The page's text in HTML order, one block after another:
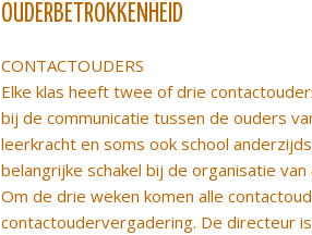
OUDERBETROKKENHEID
CONTACTOUDERS
Elke klas heeft twee of drie
bij de communicatie tussen de ouders
leerkracht en soms ook school
belangrijke schakel bij de organisatie
Om de drie weken komen alle
contactoudervergadering. De directeur